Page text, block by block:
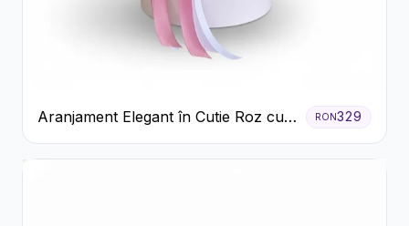
Aranjament Elegant în Cutie Roz cu
Trandafiri și Gerbera
RON329